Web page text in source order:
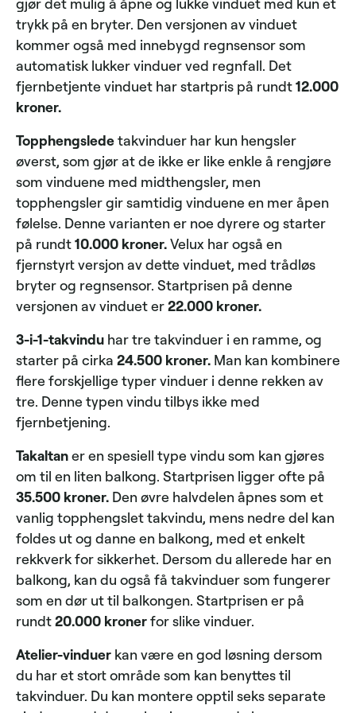
trykk på en bryter. Den versjonen av vinduet
kommer også med innebygd regnsensor som
automatisk lukker vinduer ved regnfall. Det
fjernbetjente vinduet har startpris på rundt12.000
kroner.
Topphengsledetakvinduer har kun hengsler
øverst, som gjør at de ikke er like enkle å rengjøre
som vinduene med midthengsler, men
topphengsler gir samtidig vinduene en mer åpen
følelse. Denne varianten er noe dyrere og starter
på rundt10.000 kroner.Velux har også en
fjernstyrt versjon av dette vinduet, med trådløs
bryter og regnsensor. Startprisen på denne
versjonen av vinduet er22.000 kroner.
3-i-1-takvindu har tre takvinduer i en ramme, og
starter på cirka 24.500 kroner. Man kan kombinere
flere forskjellige typer vinduer i denne rekken av
tre. Denne typen vindu tilbys ikke med
fjernbetjening.
Takaltaner en spesiell type vindu som kan gjøres
om til en liten balkong. Startprisen ligger ofte på
35.500 kroner. Den øvre halvdelen åpnes som et
vanlig topphengslet takvindu, mens nedre del kan
foldes ut og danne en balkong, med et enkelt
rekkverk for sikkerhet. Dersom du allerede har en
balkong, kan du også få takvinduer som fungerer
som en dør ut til balkongen. Startprisen er på
rundt20.000 kronerfor slike vinduer.
Atelier-vinduer kan være en god løsning dersom
du har et stort område som kan benyttes til
takvinduer. Du kan montere opptil seks separate